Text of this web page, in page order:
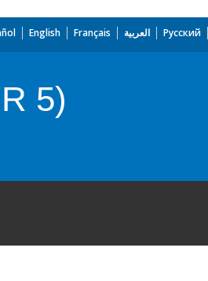
English Français العربية Русский
5)